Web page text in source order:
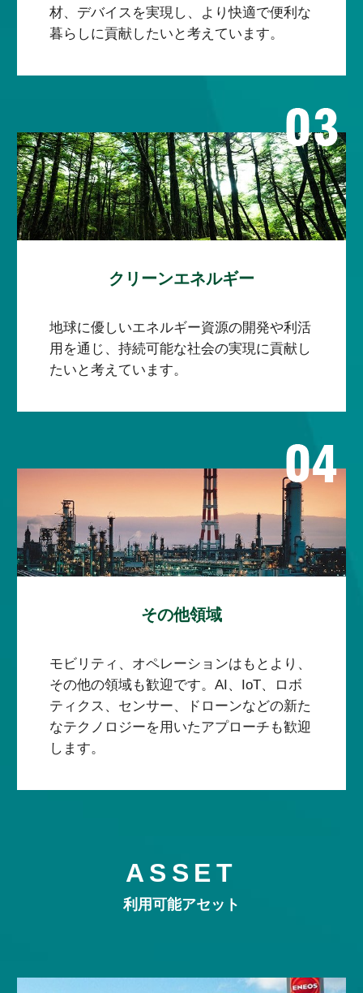
材、デバイスを実現し、より快適で便利な
暮らしに貢献したいと考えています。
クリーンエネルギー
地球に優しいエネルギー資源の開発や利活
用を通じ、持続可能な社会の実現に貢献し
たいと考えています。
その他領域
モビリティ、オペレーションはもとより、
その他の領域も歓迎です。AI、IoT、ロボ
ティクス、センサー、ドローンなどの新た
なテクノロジーを用いたアプローチも歓迎
します。
ASSET
ASSET
利用可能アセット
利用可能アセット